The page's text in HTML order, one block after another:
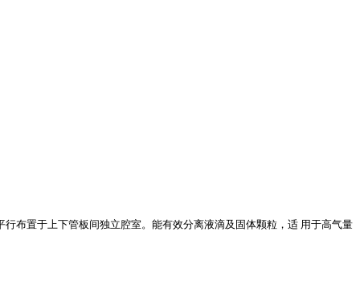
布置于上下管板间独立腔室。能有效分离液滴及固体颗粒，适 用于高气量